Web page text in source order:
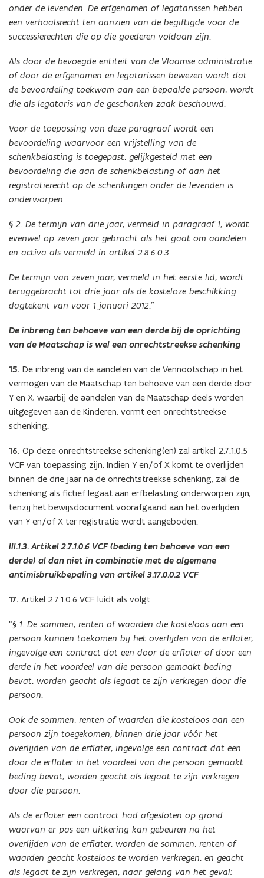
onder de levenden. De erfgenamen of legatarissen hebben
een verhaalsrecht ten aanzien van de begiftigde voor de
successierechten die op die goederen voldaan zijn.
Als door de bevoegde entiteit van de Vlaamse administratie
of door de erfgenamen en legatarissen bewezen wordt dat
de bevoordeling toekwam aan een bepaalde persoon, wordt
die als legataris van de geschonken zaak beschouwd.
Voor de toepassing van deze paragraaf wordt een
bevoordeling waarvoor een vrijstelling van de
schenkbelasting is toegepast, gelijkgesteld met een
bevoordeling die aan de schenkbelasting of aan het
registratierecht op de schenkingen onder de levenden is
onderworpen.
§ 2. De termijn van drie jaar, vermeld in paragraaf 1, wordt
evenwel op zeven jaar gebracht als het gaat om aandelen
en activa als vermeld in artikel 2.8.6.0.3.
De termijn van zeven jaar, vermeld in het eerste lid, wordt
teruggebracht tot drie jaar als de kosteloze beschikking
dagtekent van voor 1 januari 2012.”
De inbreng ten behoeve van een derde bij de oprichting
van de Maatschap is wel een onrechtstreekse schenking
15. De inbreng van de aandelen van de Vennootschap in het
vermogen van de Maatschap ten behoeve van een derde door
Y en X, waarbij de aandelen van de Maatschap deels worden
uitgegeven aan de Kinderen, vormt een onrechtstreekse
schenking.
16. Op deze onrechtstreekse schenking(en) zal artikel 2.7.1.0.5
VCF van toepassing zijn. Indien Y en/of X komt te overlijden
binnen de drie jaar na de onrechtstreekse schenking, zal de
schenking als fictief legaat aan erfbelasting onderworpen zijn,
tenzij het bewijsdocument voorafgaand aan het overlijden
van Y en/of X ter registratie wordt aangeboden.
III.1.3. Artikel 2.7.1.0.6 VCF (beding ten behoeve van een
derde) al dan niet in combinatie met de algemene
antimisbruikbepaling van artikel 3.17.0.0.2 VCF
17. Artikel 2.7.1.0.6 VCF luidt als volgt:
“§ 1. De sommen, renten of waarden die kosteloos aan een
persoon kunnen toekomen bij het overlijden van de erflater,
ingevolge een contract dat een door de erflater of door een
derde in het voordeel van die persoon gemaakt beding
bevat, worden geacht als legaat te zijn verkregen door die
persoon.
Ook de sommen, renten of waarden die kosteloos aan een
persoon zijn toegekomen, binnen drie jaar vóór het
overlijden van de erflater, ingevolge een contract dat een
door de erflater in het voordeel van die persoon gemaakt
beding bevat, worden geacht als legaat te zijn verkregen
door die persoon.
Als de erflater een contract had afgesloten op grond
waarvan er pas een uitkering kan gebeuren na het
overlijden van de erflater, worden de sommen, renten of
waarden geacht kosteloos te worden verkregen, en geacht
als legaat te zijn verkregen, naar gelang van het geval: